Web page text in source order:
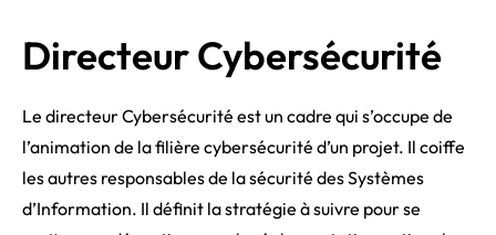
Directeur Cybersécurité
Le directeur Cybersécurité est un cadre qui s’occupe de
l’animation de la filière cybersécurité d’un projet. Il coiffe
les autres responsables de la sécurité des Systèmes
d’Information. Il définit la stratégie à suivre pour se